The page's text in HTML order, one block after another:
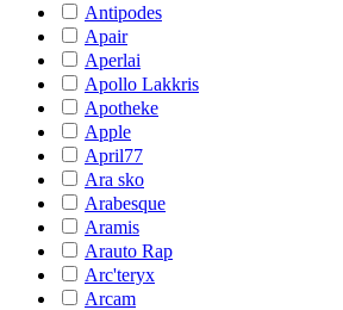
Antipodes
Apair
Aperlai
Apollo Lakkris
Apotheke
Apple
April77
Ara sko
Arabesque
Aramis
Arauto Rap
Arc'teryx
Arcam